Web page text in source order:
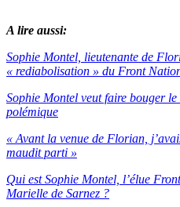
A lire aussi:
Sophie Montel, lieutenante de
« rediabolisation » du Front
Sophie Montel veut faire bouger
polémique
« Avant la venue de Florian,
maudit parti »
Qui est Sophie Montel, l’élue
Marielle de Sarnez ?